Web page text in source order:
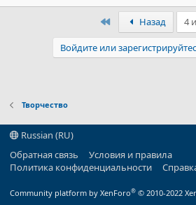
ПервыйНазад 4
Войдите или
Творчество
Russian (RU)
Обратная связь
Условия и правила
Политика конфиденциальности
Community platform by XenForo® © 2010-2022